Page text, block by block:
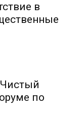
в
по